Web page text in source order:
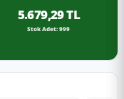
5.679,29 TL
Stok Adet: 999